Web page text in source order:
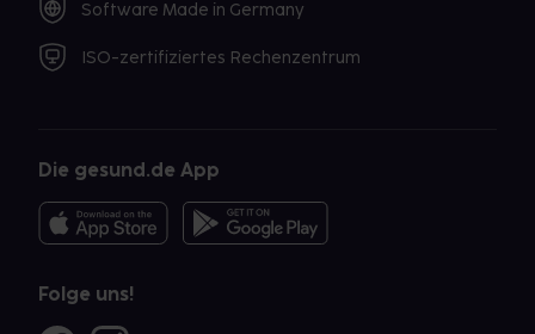
Software Made in Germany
ISO-zertifiziertes Rechenzentrum
Die gesund.de App
Folge uns!